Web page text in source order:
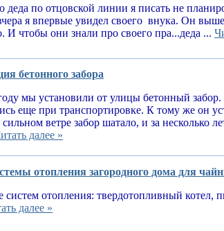
деда по отцовской линии я писать не
я впервые увидел своего внука. Он
И чтобы они знали про своего пра...деда ...
бетонного забора
мы установили от улицы бетонный забор.
еще при транспортировке. К тому же он
сильном ветре забор шатало, и за несколько
далее »
отопления загородного дома для
систем отопления: твердотопливный котел,
далее »